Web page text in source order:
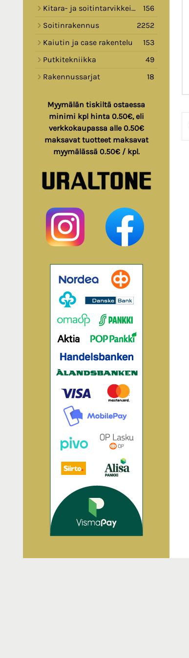
Kitara- ja soitintarvikkeita
156
Soitinrakennus
2252
Kaiutin ja case rakentelu
153
Putkitekniikka
49
Rakennussarjat
18
Myymälän tiskiltä ostaessa
minimi kpl hinta 0.50€, eli
verkkokaupassa alle 0.50€
maksavat tuotteet maksavat
myymälässä 0.50€ / kpl.